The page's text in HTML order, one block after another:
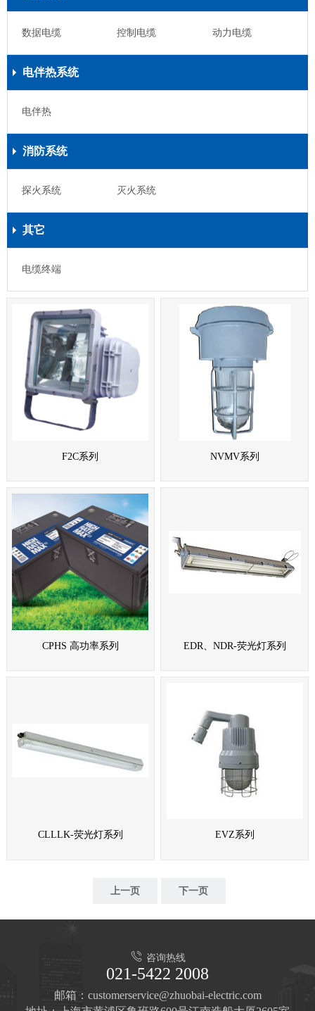
数据电缆 控制电缆 动力电缆
电伴热系统
电伴热
消防系统
探火系统 灭火系统
其它
电缆终端
F2C系列 NVMV系列
CPHS 高功率系列 EDR、NDR-荧光灯系列
CLLLK-荧光灯系列 EVZ系列
上一页 下一页
咨询热线
021-5422 2008
邮箱：customerservice@zhuobai-electric.com